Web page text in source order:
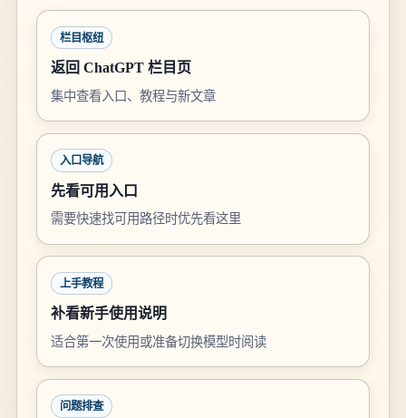
栏目枢纽
返回 ChatGPT 栏目页
集中查看入口、教程与新文章
入口导航
先看可用入口
需要快速找可用路径时优先看这里
上手教程
补看新手使用说明
适合第一次使用或准备切换模型时阅读
问题排查